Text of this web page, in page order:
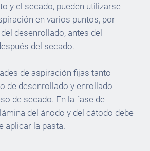
y el secado, pueden utilizarse
en varios puntos, por
desenrollado, antes del
del secado.
de aspiración fijas tanto
de desenrollado y enrollado
de secado. En la fase de
del ánodo y del cátodo debe
aplicar la pasta.